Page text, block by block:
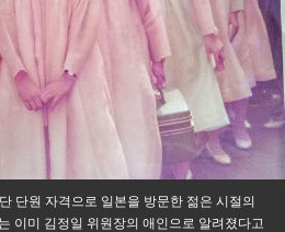
단원 자격으로 일본을 방문한 젊은 시절의
이미 김정일 위원장의 애인으로 알려졌다고